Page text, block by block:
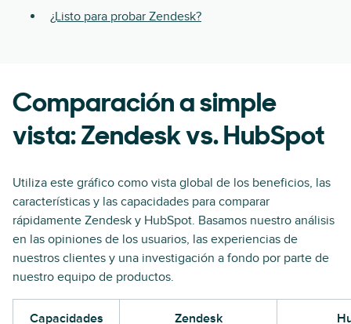
¿Listo para probar Zendesk?
Comparación a simple
vista: Zendesk vs. HubSpot
Utiliza este gráfico como vista global de los beneficios, las
características y las capacidades para comparar
rápidamente Zendesk y HubSpot. Basamos nuestro análisis
en las opiniones de los usuarios, las experiencias de
nuestros clientes y una investigación a fondo por parte de
nuestro equipo de productos.
Capacidades
Zendesk